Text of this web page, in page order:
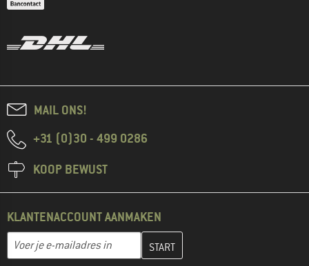
MAIL ONS!
+31 (0)30 - 499 0286
KOOP BEWUST
KLANTENACCOUNT AANMAKEN
E-mailadres
Vul je e-mailadres hier in en maak in de volgende stap je